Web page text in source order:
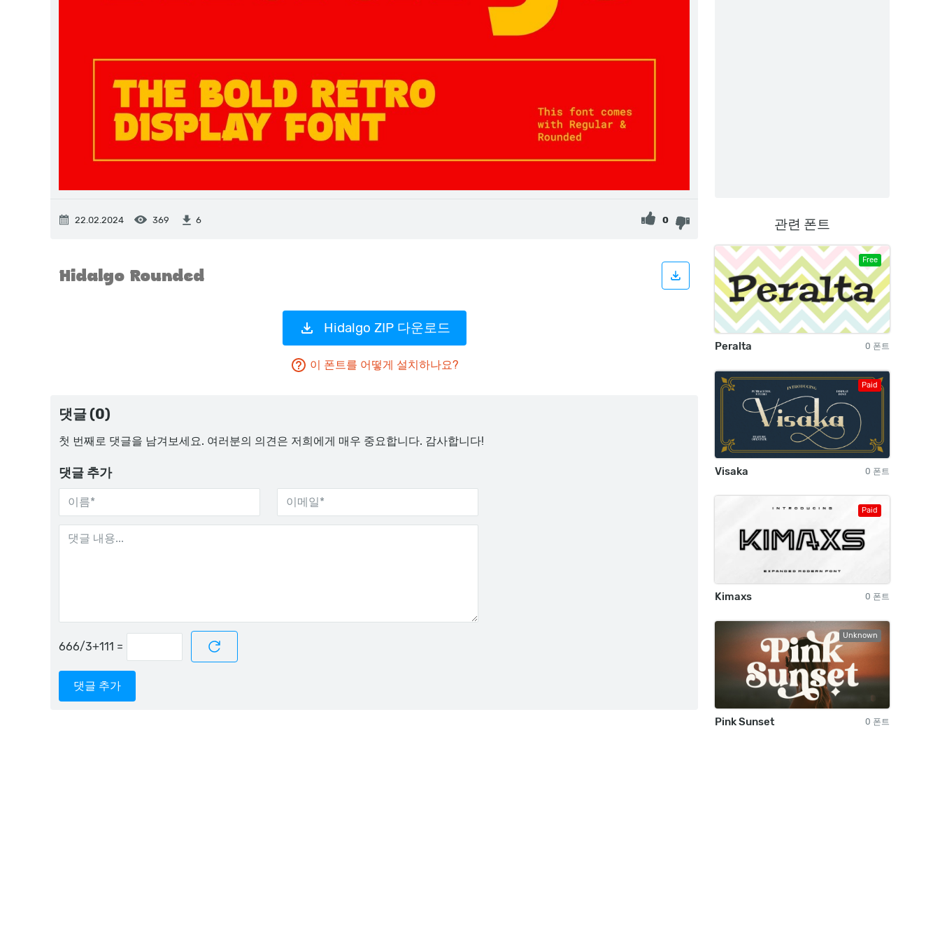
22.02.2024 369 6 0
Hidalgo ZIP 다운로드
이 폰트를 어떻게 설치하나요?
댓글 (0)
첫 번째로 댓글을 남겨보세요. 여러분의 의견은 저희에게 매우 중요합니다. 감사합니다!
댓글 추가
=
댓글 추가
관련 폰트
Free
Peralta 0 폰트
Paid
Visaka 0 폰트
Paid
Kimaxs 0 폰트
Unknown
Pink Sunset 0 폰트